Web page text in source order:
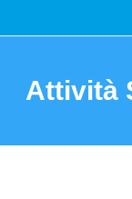
Attività